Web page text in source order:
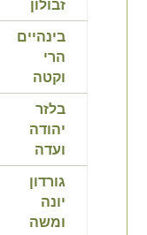
זבולון
בינהיים
הרי
וקטה
בלזר
יהודה
ועדה
גורדון
יונה
ומשה